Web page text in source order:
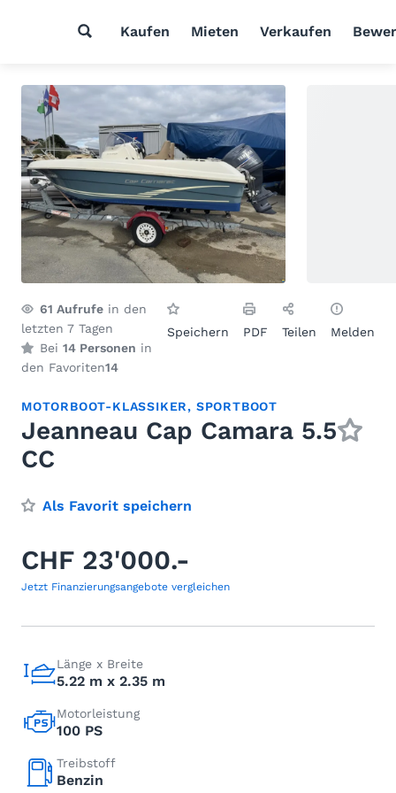
Kaufen Mieten Verkaufen
61 Aufrufe in den
letzten 7 Tagen
Bei 14 Personen in
den Favoriten14
Speichern PDF Teilen Melden
MOTORBOOT-KLASSIKER, SPORTBOOT
Jeanneau Cap Camara 5.5
CC
Als Favorit speichern
CHF 23'000.-
Jetzt Finanzierungsangebote vergleichen
Länge x Breite
5.22 m x 2.35 m
Motorleistung
100 PS
Treibstoff
Benzin